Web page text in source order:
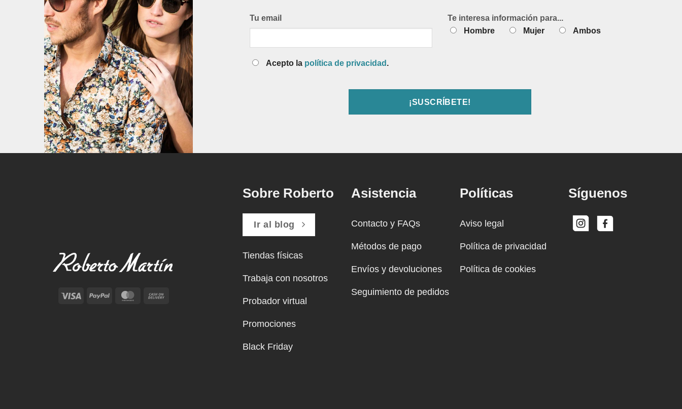
Tu email
Acepto la política de privacidad .
Te interesa información para...
Hombre
Mujer Ambos
Visa PayPal MasterCard
Sobre Roberto
Ir al blog
Tiendas físicas
Trabaja con nosotros
Probador virtual
Promociones
Black Friday
Asistencia
Contacto y FAQs
Métodos de pago
Envíos y devoluciones
Seguimiento de pedidos
Políticas
Aviso legal
Política de privacidad
Política de cookies
Síguenos